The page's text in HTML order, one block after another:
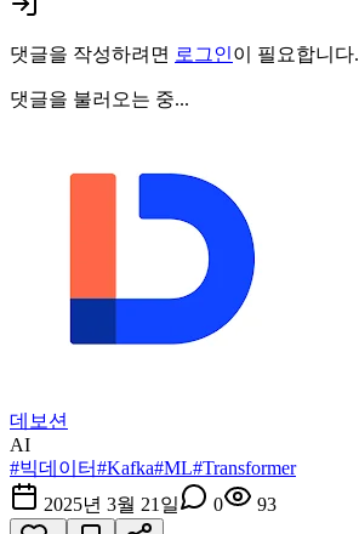
댓글을 작성하려면 로그인이 필요합니다.
댓글을 불러오는 중...
데보션
AI
#빅데이터#Kafka#ML#Transformer
2025년 3월 21일
0 93